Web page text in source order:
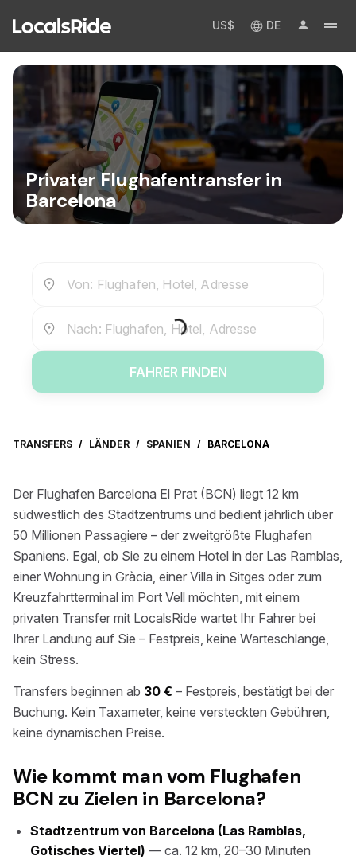
US$ DE
Privater Flughafentransfer in
Barcelona
Von: Flughafen, Hotel, Adresse
Nach: Flughafen, Hotel, Adresse
FAHRER FINDEN
TRANSFERS / LÄNDER / SPANIEN / BARCELONA
Der Flughafen Barcelona El Prat (BCN) liegt 12 km
südwestlich des Stadtzentrums und bedient jährlich über
50 Millionen Passagiere – der zweitgrößte Flughafen
Spaniens. Egal, ob Sie zu einem Hotel in der Las Ramblas,
einer Wohnung in Gràcia, einer Villa in Sitges oder zum
Kreuzfahrtterminal im Port Vell möchten, mit einem
privaten Transfer mit LocalsRide wartet Ihr Fahrer bei
Ihrer Landung auf Sie – Festpreis, keine Warteschlange,
kein Stress.
Transfers beginnen ab 30 € – Festpreis, bestätigt bei der
Buchung. Kein Taxameter, keine versteckten Gebühren,
keine dynamischen Preise.
Wie kommt man vom Flughafen
BCN zu Zielen in Barcelona?
Stadtzentrum von Barcelona (Las Ramblas,
Gotisches Viertel) — ca. 12 km, 20–30 Minuten